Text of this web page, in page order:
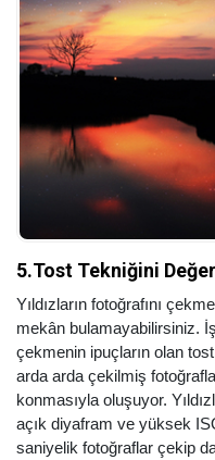
5.Tost Tekniğini
Yıldızların fotoğrafını
mekân bulamayabilirsiniz.
çekmenin ipuçların olan
arda arda çekilmiş
konmasıyla oluşuyor.
açık diyafram ve yüksek
saniyelik fotoğraflar çekip